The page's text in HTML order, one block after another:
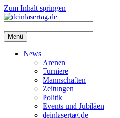
Zum Inhalt springen
Menü
News
Arenen
Turniere
Mannschaften
Zeitungen
Politik
Events und Jubiläen
deinlasertag.de